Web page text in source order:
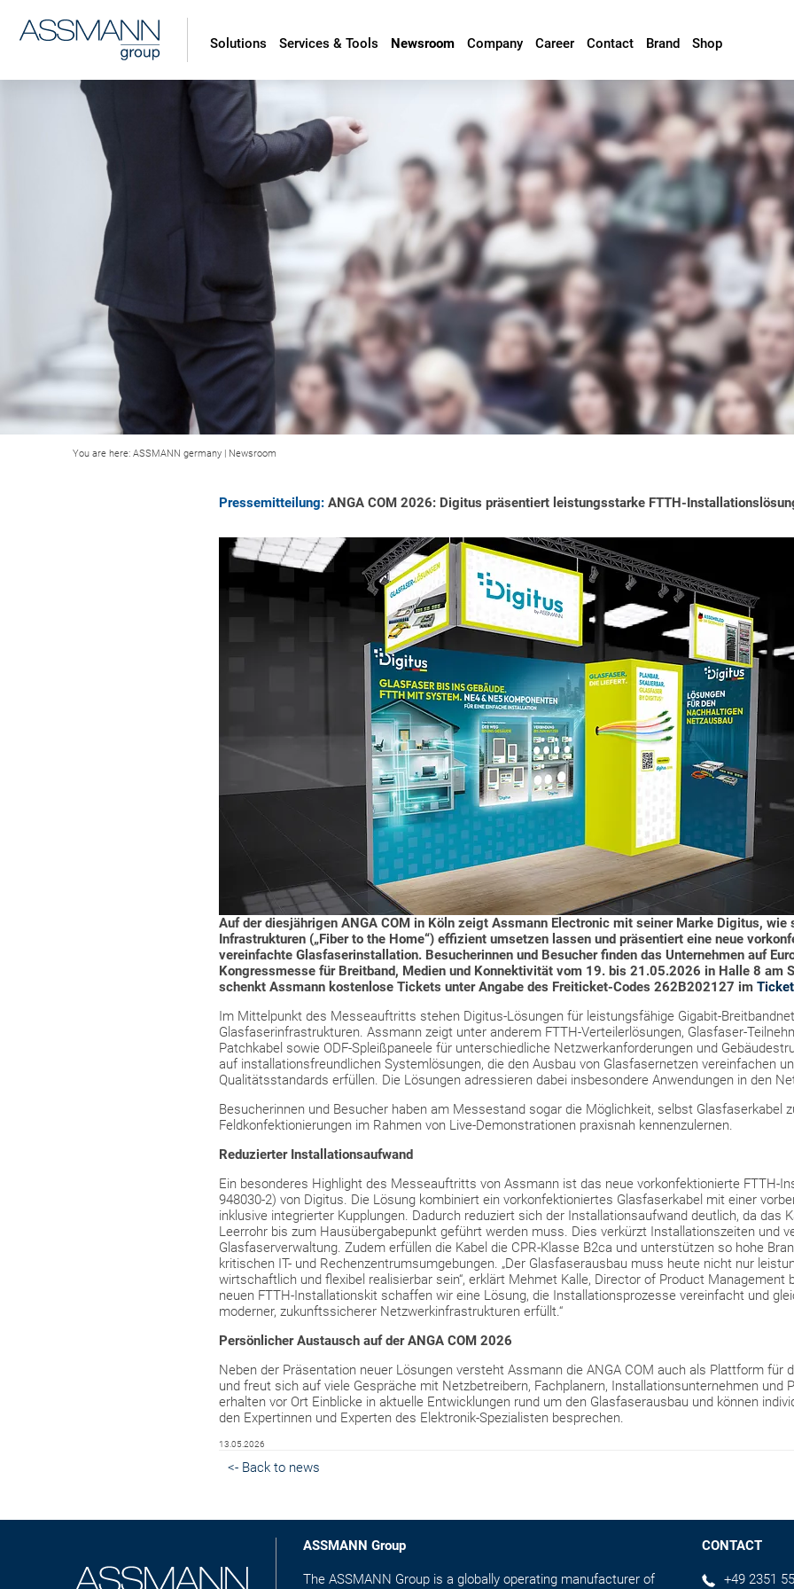
Solutions Services & Tools Newsroom Company Career Contact Brand Shop
You are here: ASSMANN germany | Newsroom
Pressemitteilung: ANGA COM 2026: Digitus präsentiert leistungsstarke FTTH-
Auf der diesjährigen ANGA COM in Köln zeigt Assmann Electronic mit seiner Marke Digitus, wie
Infrastrukturen („Fiber to the Home“) effizient umsetzen lassen und präsentiert eine neue
vereinfachte Glasfaserinstallation. Besucherinnen und Besucher finden das Unternehmen auf
Kongressmesse für Breitband, Medien und Konnektivität vom 19. bis 21.05.2026 in Halle 8 am
schenkt Assmann kostenlose Tickets unter Angabe des Freiticket-Codes 262B202127 im
Im Mittelpunkt des Messeauftritts stehen Digitus-Lösungen für leistungsfähige Gigabit-
Glasfaserinfrastrukturen. Assmann zeigt unter anderem FTTH-Verteilerlösungen, Glasfaser-
Patchkabel sowie ODF-Spleißpaneele für unterschiedliche Netzwerkanforderungen und
auf installationsfreundlichen Systemlösungen, die den Ausbau von Glasfasernetzen vereinfachen
Qualitätsstandards erfüllen. Die Lösungen adressieren dabei insbesondere Anwendungen in den
Besucherinnen und Besucher haben am Messestand sogar die Möglichkeit, selbst Glasfaserkabel
Feldkonfektionierungen im Rahmen von Live-Demonstrationen praxisnah kennenzulernen.
Reduzierter Installationsaufwand
Ein besonderes Highlight des Messeauftritts von Assmann ist das neue vorkonfektionierte FTTH-
948030-2) von Digitus. Die Lösung kombiniert ein vorkonfektioniertes Glasfaserkabel mit einer
inklusive integrierter Kupplungen. Dadurch reduziert sich der Installationsaufwand deutlich, da das
Leerrohr bis zum Hausübergabepunkt geführt werden muss. Dies verkürzt Installationszeiten und
Glasfaserverwaltung. Zudem erfüllen die Kabel die CPR-Klasse B2ca und unterstützen so hohe
kritischen IT- und Rechenzentrumsumgebungen. „Der Glasfaserausbau muss heute nicht nur
wirtschaftlich und flexibel realisierbar sein“, erklärt Mehmet Kalle, Director of Product Management
neuen FTTH-Installationskit schaffen wir eine Lösung, die Installationsprozesse vereinfacht und
moderner, zukunftssicherer Netzwerkinfrastrukturen erfüllt.“
Persönlicher Austausch auf der ANGA COM 2026
Neben der Präsentation neuer Lösungen versteht Assmann die ANGA COM auch als Plattform für
und freut sich auf viele Gespräche mit Netzbetreibern, Fachplanern, Installationsunternehmen und
erhalten vor Ort Einblicke in aktuelle Entwicklungen rund um den Glasfaserausbau und können
den Expertinnen und Experten des Elektronik-Spezialisten besprechen.
13.05.2026
<- Back to news
ASSMANN Group
The ASSMANN Group is a globally operating manufacturer of
CONTACT
+49 2351